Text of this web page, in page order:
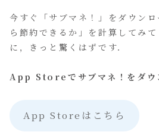
今すぐ「サブマネ！」をダウン
ら節約できるか」を計算してみ
に，きっと驚くはずです．
App Storeでサブマネ！をダウ
App Storeはこちら